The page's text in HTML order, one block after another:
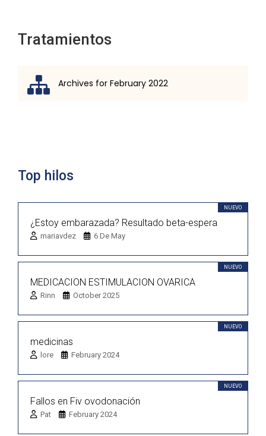
Tratamientos
Archives for February 2022
Top hilos
NUEVO
¿Estoy embarazada? Resultado beta-espera
mariavdez 6 De May
NUEVO
MEDICACION ESTIMULACION OVARICA
Rinn October 2025
NUEVO
medicinas
lore February 2024
NUEVO
Fallos en Fiv ovodonación
Pat February 2024